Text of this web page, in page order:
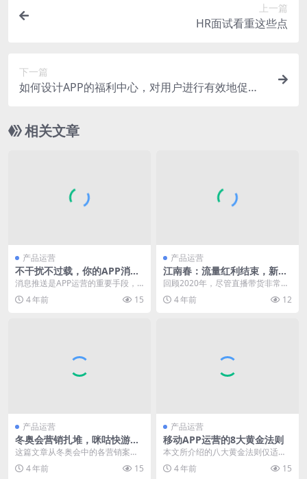
上一篇
HR面试看重这些点
下一篇
如何设计APP的福利中心，对用户进行有效地促
相关文章
产品运营
不干扰不过载，你的APP消息
推送也能打动用户！
消息推送是APP运营的重要手段，
往往能起到唤醒用户，提高用户活
跃性的作用。 消息...
4 年前 15
产品运营
江南春：流量红利结束，新消
费品牌面临四大误区
回顾2020年，尽管直播带货非常流
行，关于“私域流量”、“品效合一”的
讨论非常热...
4 年前 12
产品运营
冬奥会营销扎堆，咪咕快游为
何能脱颖而出？
这篇文章从冬奥会中的各营销案例
切入，从传播模式、传播思路、借
势策略等方面分析了咪...
4 年前 15
产品运营
移动APP运营的8大黄金法则
本文所介绍的八大黄金法则仅适用
于，成长型App，其已经运营3个月
以上，装机用户最...
4 年前 15